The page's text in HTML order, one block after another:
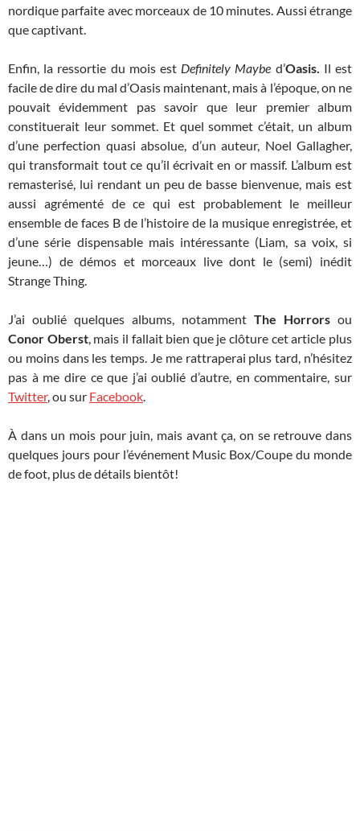
nordique parfaite avec morceaux de 10 minutes. Aussi étrange
que captivant.
Enfin, la ressortie du mois est Definitely Maybe d’Oasis. Il est
facile de dire du mal d’Oasis maintenant, mais à l’époque, on ne
pouvait évidemment pas savoir que leur premier album
constituerait leur sommet. Et quel sommet c’était, un album
d’une perfection quasi absolue, d’un auteur, Noel Gallagher,
qui transformait tout ce qu’il écrivait en or massif. L’album est
remasterisé, lui rendant un peu de basse bienvenue, mais est
aussi agrémenté de ce qui est probablement le meilleur
ensemble de faces B de l’histoire de la musique enregistrée, et
d’une série dispensable mais intéressante (Liam, sa voix, si
jeune…) de démos et morceaux live dont le (semi) inédit
Strange Thing.
J’ai oublié quelques albums, notamment The Horrors ou
Conor Oberst, mais il fallait bien que je clôture cet article plus
ou moins dans les temps. Je me rattraperai plus tard, n’hésitez
pas à me dire ce que j’ai oublié d’autre, en commentaire, sur
Twitter, ou sur Facebook.
À dans un mois pour juin, mais avant ça, on se retrouve dans
quelques jours pour l’événement Music Box/Coupe du monde
de foot, plus de détails bientôt!